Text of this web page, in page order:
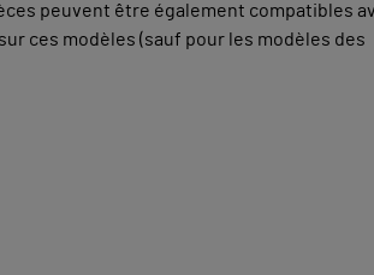
peuvent être également compatibles
ces modèles (sauf pour les modèles des